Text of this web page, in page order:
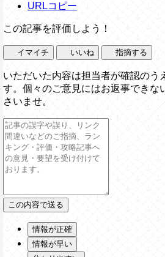
URLコピー
この記事を評価しよう！
イマイチ いいね 指摘する
いただいた内容は担当者が確認のう
す。個々のご意見にはお返事できな
さいませ。
情報が正確
情報が早い